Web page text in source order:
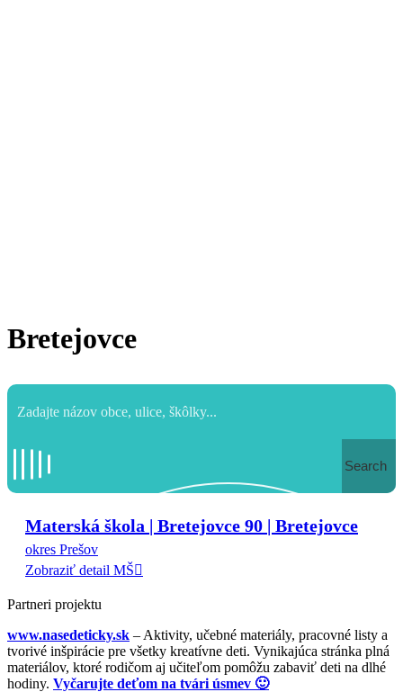
Bretejovce
Search
Materská škola | Bretejovce 90 | Bretejovce
okres Prešov
Zobraziť detail MŠ
Partneri projektu
www.nasedeticky.sk – Aktivity, učebné materiály, pracovné listy a
tvorivé inšpirácie pre všetky kreatívne deti. Vynikajúca stránka plná
materiálov, ktoré rodičom aj učiteľom pomôžu zabaviť deti na dlhé
hodiny. Vyčarujte deťom na tvári úsmev 🙂